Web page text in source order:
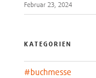
Februar 23, 2024
KATEGORIEN
#buchmesse